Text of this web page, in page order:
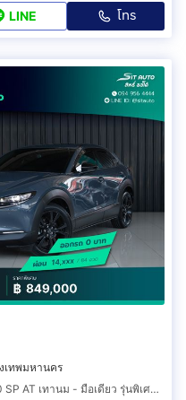
LINE โทร
เทพมหานคร
2024 Mazda CX-30 Carbon Edition 2.0 SP AT เทานม - มือเดียว รุ่นพิเศษ คาร์บอน ภายในแดง วารันตี-2028 ประวัติครบ รถบ้าน เจ้าของขายเอง ฟรีดาวน์